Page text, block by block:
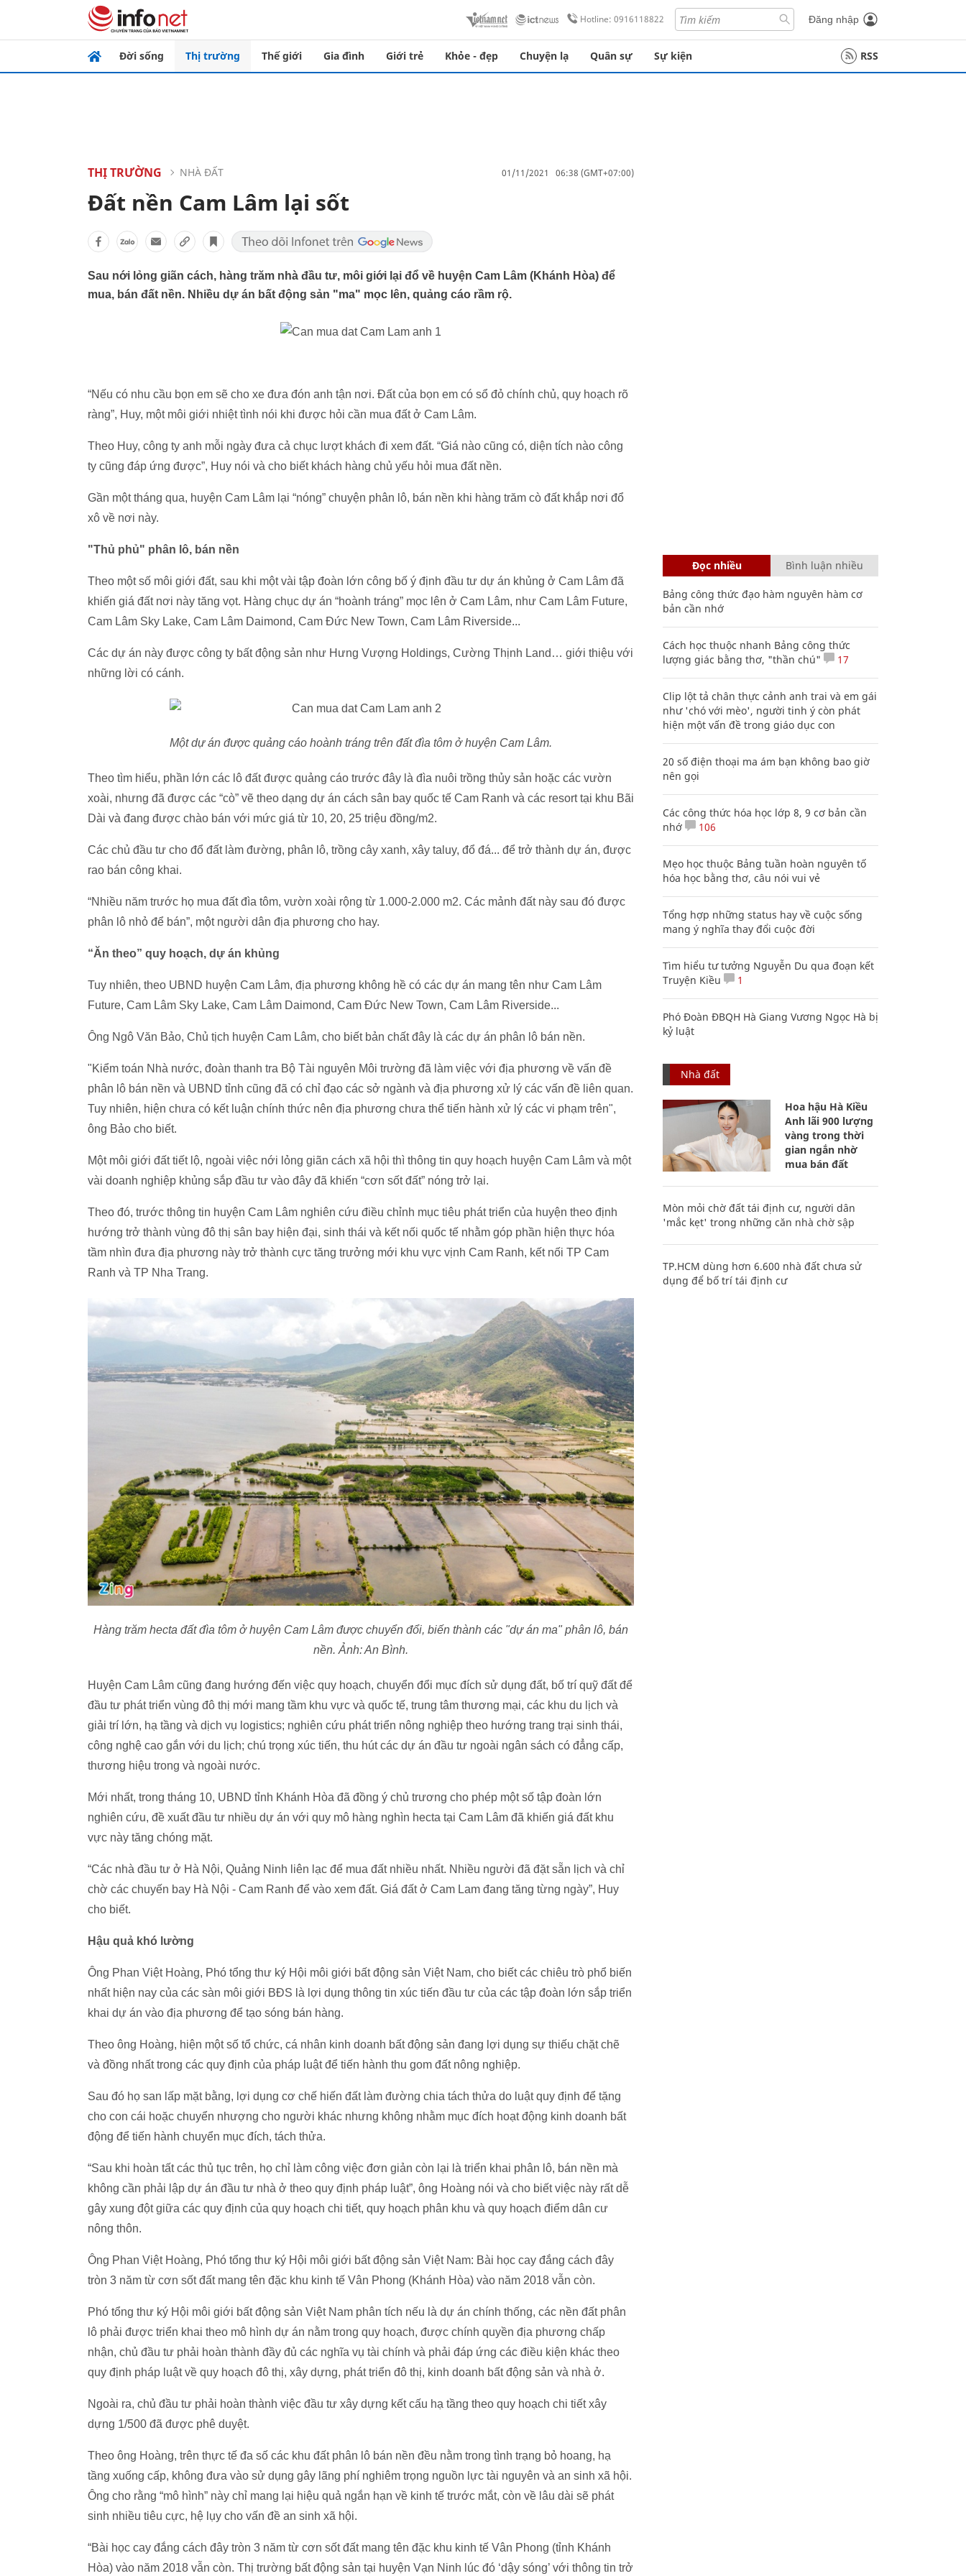
Hotline: 0916118822 Đăng nhập
Đời sống Thị trường Thế giới Gia đình Giới trẻ Khỏe - đẹp Chuyện lạ Quân sự Sự kiện RSS
THỊ TRƯỜNG NHÀ ĐẤT 01/11/2021 06:38 (GMT+07:00)
Đất nền Cam Lâm lại sốt
Sau nới lỏng giãn cách, hàng trăm nhà đầu tư, môi giới lại đổ về huyện Cam Lâm (Khánh Hòa) để
mua, bán đất nền. Nhiều dự án bất động sản "ma" mọc lên, quảng cáo rầm rộ.
“Nếu có nhu cầu bọn em sẽ cho xe đưa đón anh tận nơi. Đất của bọn em có sổ đỏ chính chủ, quy hoạch rõ
ràng”, Huy, một môi giới nhiệt tình nói khi được hỏi cần mua đất ở Cam Lâm.
Theo Huy, công ty anh mỗi ngày đưa cả chục lượt khách đi xem đất. “Giá nào cũng có, diện tích nào công
ty cũng đáp ứng được”, Huy nói và cho biết khách hàng chủ yếu hỏi mua đất nền.
Gần một tháng qua, huyện Cam Lâm lại “nóng” chuyện phân lô, bán nền khi hàng trăm cò đất khắp nơi đổ
xô về nơi này.
"Thủ phủ" phân lô, bán nền
Theo một số môi giới đất, sau khi một vài tập đoàn lớn công bố ý định đầu tư dự án khủng ở Cam Lâm đã
khiến giá đất nơi này tăng vọt. Hàng chục dự án “hoành tráng” mọc lên ở Cam Lâm, như Cam Lâm Future,
Cam Lâm Sky Lake, Cam Lâm Daimond, Cam Đức New Town, Cam Lâm Riverside...
Các dự án này được công ty bất động sản như Hưng Vượng Holdings, Cường Thịnh Land… giới thiệu với
những lời có cánh.
Một dự án được quảng cáo hoành tráng trên đất đìa tôm ở huyện Cam Lâm.
Theo tìm hiểu, phần lớn các lô đất được quảng cáo trước đây là đìa nuôi trồng thủy sản hoặc các vườn
xoài, nhưng đã được các “cò” vẽ theo dạng dự án cách sân bay quốc tế Cam Ranh và các resort tại khu Bãi
Dài và đang được chào bán với mức giá từ 10, 20, 25 triệu đồng/m2.
Các chủ đầu tư cho đổ đất làm đường, phân lô, trồng cây xanh, xây taluy, đổ đá... để trở thành dự án, được
rao bán công khai.
“Nhiều năm trước họ mua đất đìa tôm, vườn xoài rộng từ 1.000-2.000 m2. Các mảnh đất này sau đó được
phân lô nhỏ để bán”, một người dân địa phương cho hay.
“Ăn theo” quy hoạch, dự án khủng
Tuy nhiên, theo UBND huyện Cam Lâm, địa phương không hề có các dự án mang tên như Cam Lâm
Future, Cam Lâm Sky Lake, Cam Lâm Daimond, Cam Đức New Town, Cam Lâm Riverside...
Ông Ngô Văn Bảo, Chủ tịch huyện Cam Lâm, cho biết bản chất đây là các dự án phân lô bán nền.
"Kiểm toán Nhà nước, đoàn thanh tra Bộ Tài nguyên Môi trường đã làm việc với địa phương về vấn đề
phân lô bán nền và UBND tỉnh cũng đã có chỉ đạo các sở ngành và địa phương xử lý các vấn đề liên quan.
Tuy nhiên, hiện chưa có kết luận chính thức nên địa phương chưa thể tiến hành xử lý các vi phạm trên",
ông Bảo cho biết.
Một môi giới đất tiết lộ, ngoài việc nới lỏng giãn cách xã hội thì thông tin quy hoạch huyện Cam Lâm và một
vài doanh nghiệp khủng sắp đầu tư vào đây đã khiến “cơn sốt đất” nóng trở lại.
Theo đó, trước thông tin huyện Cam Lâm nghiên cứu điều chỉnh mục tiêu phát triển của huyện theo định
hướng trở thành vùng đô thị sân bay hiện đại, sinh thái và kết nối quốc tế nhằm góp phần hiện thực hóa
tầm nhìn đưa địa phương này trở thành cực tăng trưởng mới khu vực vịnh Cam Ranh, kết nối TP Cam
Ranh và TP Nha Trang.
Hàng trăm hecta đất đìa tôm ở huyện Cam Lâm được chuyển đổi, biến thành các "dự án ma" phân lô, bán
nền. Ảnh: An Bình.
Huyện Cam Lâm cũng đang hướng đến việc quy hoạch, chuyển đổi mục đích sử dụng đất, bố trí quỹ đất để
đầu tư phát triển vùng đô thị mới mang tầm khu vực và quốc tế, trung tâm thương mại, các khu du lịch và
giải trí lớn, hạ tầng và dịch vụ logistics; nghiên cứu phát triển nông nghiệp theo hướng trang trại sinh thái,
công nghệ cao gắn với du lịch; chú trọng xúc tiến, thu hút các dự án đầu tư ngoài ngân sách có đẳng cấp,
thương hiệu trong và ngoài nước.
Mới nhất, trong tháng 10, UBND tỉnh Khánh Hòa đã đồng ý chủ trương cho phép một số tập đoàn lớn
nghiên cứu, đề xuất đầu tư nhiều dự án với quy mô hàng nghìn hecta tại Cam Lâm đã khiến giá đất khu
vực này tăng chóng mặt.
“Các nhà đầu tư ở Hà Nội, Quảng Ninh liên lạc để mua đất nhiều nhất. Nhiều người đã đặt sẵn lịch và chỉ
chờ các chuyến bay Hà Nội - Cam Ranh để vào xem đất. Giá đất ở Cam Lam đang tăng từng ngày”, Huy
cho biết.
Hậu quả khó lường
Ông Phan Việt Hoàng, Phó tổng thư ký Hội môi giới bất động sản Việt Nam, cho biết các chiêu trò phổ biến
nhất hiện nay của các sàn môi giới BĐS là lợi dụng thông tin xúc tiến đầu tư của các tập đoàn lớn sắp triển
khai dự án vào địa phương để tạo sóng bán hàng.
Theo ông Hoàng, hiện một số tổ chức, cá nhân kinh doanh bất động sản đang lợi dụng sự thiếu chặt chẽ
và đồng nhất trong các quy định của pháp luật để tiến hành thu gom đất nông nghiệp.
Sau đó họ san lấp mặt bằng, lợi dụng cơ chế hiến đất làm đường chia tách thửa do luật quy định để tặng
cho con cái hoặc chuyển nhượng cho người khác nhưng không nhằm mục đích hoạt động kinh doanh bất
động để tiến hành chuyển mục đích, tách thửa.
“Sau khi hoàn tất các thủ tục trên, họ chỉ làm công việc đơn giản còn lại là triển khai phân lô, bán nền mà
không cần phải lập dự án đầu tư nhà ở theo quy định pháp luật”, ông Hoàng nói và cho biết việc này rất dễ
gây xung đột giữa các quy định của quy hoạch chi tiết, quy hoạch phân khu và quy hoạch điểm dân cư
nông thôn.
Ông Phan Việt Hoàng, Phó tổng thư ký Hội môi giới bất động sản Việt Nam: Bài học cay đắng cách đây
tròn 3 năm từ cơn sốt đất mang tên đặc khu kinh tế Vân Phong (Khánh Hòa) vào năm 2018 vẫn còn.
Phó tổng thư ký Hội môi giới bất động sản Việt Nam phân tích nếu là dự án chính thống, các nền đất phân
lô phải được triển khai theo mô hình dự án nằm trong quy hoạch, được chính quyền địa phương chấp
nhận, chủ đầu tư phải hoàn thành đầy đủ các nghĩa vụ tài chính và phải đáp ứng các điều kiện khác theo
quy định pháp luật về quy hoạch đô thị, xây dựng, phát triển đô thị, kinh doanh bất động sản và nhà ở.
Ngoài ra, chủ đầu tư phải hoàn thành việc đầu tư xây dựng kết cấu hạ tầng theo quy hoạch chi tiết xây
dựng 1/500 đã được phê duyệt.
Theo ông Hoàng, trên thực tế đa số các khu đất phân lô bán nền đều nằm trong tình trạng bỏ hoang, hạ
tầng xuống cấp, không đưa vào sử dụng gây lãng phí nghiêm trọng nguồn lực tài nguyên và an sinh xã hội.
Ông cho rằng “mô hình” này chỉ mang lại hiệu quả ngắn hạn về kinh tế trước mắt, còn về lâu dài sẽ phát
sinh nhiều tiêu cực, hệ lụy cho vấn đề an sinh xã hội.
“Bài học cay đắng cách đây tròn 3 năm từ cơn sốt đất mang tên đặc khu kinh tế Vân Phong (tỉnh Khánh
Hòa) vào năm 2018 vẫn còn. Thị trường bất động sản tại huyện Vạn Ninh lúc đó ‘dậy sóng’ với thông tin trở
Đọc nhiều Bình luận nhiều
Bảng công thức đạo hàm nguyên hàm cơ
bản cần nhớ
Cách học thuộc nhanh Bảng công thức
lượng giác bằng thơ, "thần chú"
17
Clip lột tả chân thực cảnh anh trai và em gái
như 'chó với mèo', người tinh ý còn phát
hiện một vấn đề trong giáo dục con
20 số điện thoại ma ám bạn không bao giờ
nên gọi
Các công thức hóa học lớp 8, 9 cơ bản cần
nhớ
106
Mẹo học thuộc Bảng tuần hoàn nguyên tố
hóa học bằng thơ, câu nói vui vẻ
Tổng hợp những status hay về cuộc sống
mang ý nghĩa thay đổi cuộc đời
Tìm hiểu tư tưởng Nguyễn Du qua đoạn kết
Truyện Kiều
1
Phó Đoàn ĐBQH Hà Giang Vương Ngọc Hà bị
kỷ luật
Nhà đất
Hoa hậu Hà Kiều
Anh lãi 900 lượng
vàng trong thời
gian ngắn nhờ
mua bán đất
Mòn mỏi chờ đất tái định cư, người dân
'mắc kẹt' trong những căn nhà chờ sập
TP.HCM dùng hơn 6.600 nhà đất chưa sử
dụng để bố trí tái định cư